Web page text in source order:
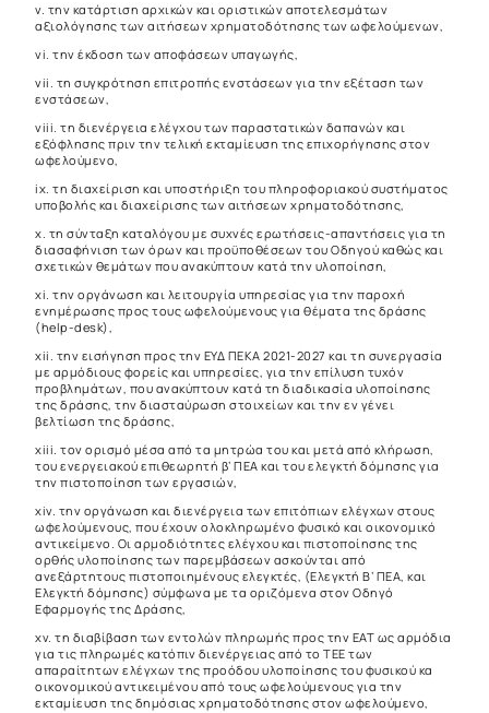
v. την κατάρτιση αρχικών και οριστικών αποτελεσμάτων
αξιολόγησης των αιτήσεων χρηματοδότησης των ωφελούμενων,
vi. την έκδοση των αποφάσεων υπαγωγής,
vii. τη συγκρότηση επιτροπής ενστάσεων για την εξέταση των
ενστάσεων,
viii. τη διενέργεια ελέγχου των παραστατικών δαπανών και
εξόφλησης πριν την τελική εκταμίευση της επιχορήγησης στον
ωφελούμενο,
ix. τη διαχείριση και υποστήριξη του πληροφοριακού συστήματος
υποβολής και διαχείρισης των αιτήσεων χρηματοδότησης,
x. τη σύνταξη καταλόγου με συχνές ερωτήσεις-απαντήσεις για τη
διασαφήνιση των όρων και προϋποθέσεων του Οδηγού καθώς και
σχετικών θεμάτων που ανακύπτουν κατά την υλοποίηση,
xi. την οργάνωση και λειτουργία υπηρεσίας για την παροχή
ενημέρωσης προς τους ωφελούμενους για θέματα της δράσης
(help-desk),
xii. την εισήγηση προς την ΕΥΔ ΠΕΚΑ 2021-2027 και τη συνεργασία
με αρμόδιους φορείς και υπηρεσίες, για την επίλυση τυχόν
προβλημάτων, που ανακύπτουν κατά τη διαδικασία υλοποίησης
της δράσης, την διασταύρωση στοιχείων και την εν γένει
βελτίωση της δράσης,
xiii. τον ορισμό μέσα από τα μητρώα του και μετά από κλήρωση,
του ενεργειακού επιθεωρητή β’ ΠΕΑ και του ελεγκτή δόμησης για
την πιστοποίηση των εργασιών,
xiv. την οργάνωση και διενέργεια των επιτόπιων ελέγχων στους
ωφελούμενους, που έχουν ολοκληρωμένο φυσικό και οικονομικό
αντικείμενο. Οι αρμοδιότητες ελέγχου και πιστοποίησης της
ορθής υλοποίησης των παρεμβάσεων ασκούνται από
ανεξάρτητους πιστοποιημένους ελεγκτές, (Ελεγκτή Β’ ΠΕΑ, και
Ελεγκτή δόμησης) σύμφωνα με τα οριζόμενα στον Οδηγό
Εφαρμογής της Δράσης,
xv. τη διαβίβαση των εντολών πληρωμής προς την ΕΑΤ ως αρμόδια
για τις πληρωμές κατόπιν διενέργειας από το ΤΕΕ των
απαραίτητων ελέγχων της προόδου υλοποίησης του φυσικού κα
οικονομικού αντικειμένου από τους ωφελούμενους για την
εκταμίευση της δημόσιας χρηματοδότησης στον ωφελούμενο,